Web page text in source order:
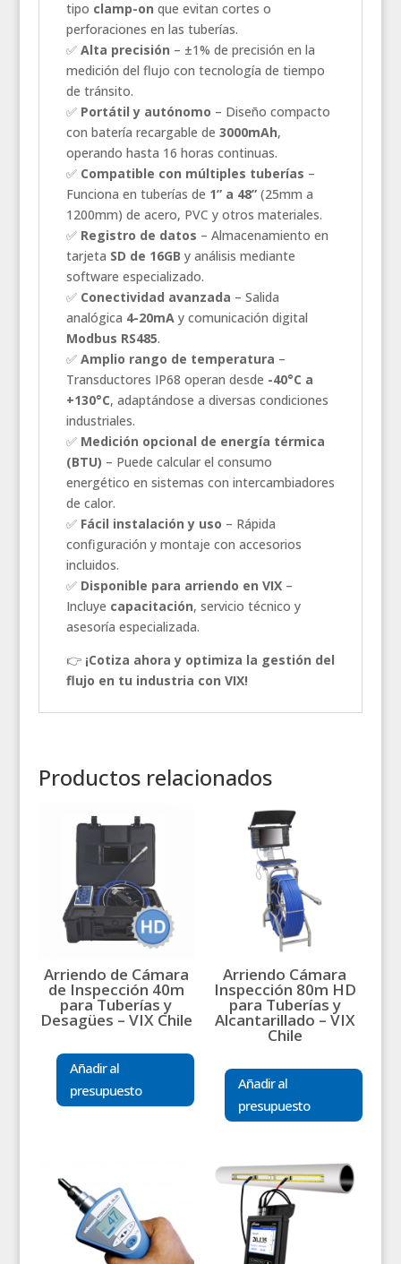
tipo clamp-on que evitan cortes o
perforaciones en las tuberías.
✅ Alta precisión – ±1% de precisión en la
medición del flujo con tecnología de tiempo
de tránsito.
✅ Portátil y autónomo – Diseño compacto
con batería recargable de 3000mAh,
operando hasta 16 horas continuas.
✅ Compatible con múltiples tuberías –
Funciona en tuberías de 1” a 48”(25mm a
1200mm) de acero, PVC y otros materiales.
✅ Registro de datos – Almacenamiento en
tarjeta SD de 16GB y análisis mediante
software especializado.
✅ Conectividad avanzada – Salida
analógica 4-20mAy comunicación digital
Modbus RS485.
✅ Amplio rango de temperatura –
Transductores IP68 operan desde -40°C a
+130°C, adaptándose a diversas condiciones
industriales.
✅ Medición opcional de energía térmica
(BTU) – Puede calcular el consumo
energético en sistemas con intercambiadores
de calor.
✅ Fácil instalación y uso – Rápida
configuración y montaje con accesorios
incluidos.
✅ Disponible para arriendo en VIX–
Incluye capacitación, servicio técnico y
asesoría especializada.
👉 ¡Cotiza ahora y optimiza la gestión del
flujo en tu industria con VIX!
Productos relacionados
Arriendo de Cámara
de Inspección 40m
para Tuberías y
Desagües – VIX Chile
Añadir al
presupuesto
Arriendo Cámara
Inspección 80m HD
para Tuberías y
Alcantarillado – VIX
Chile
Añadir al
presupuesto